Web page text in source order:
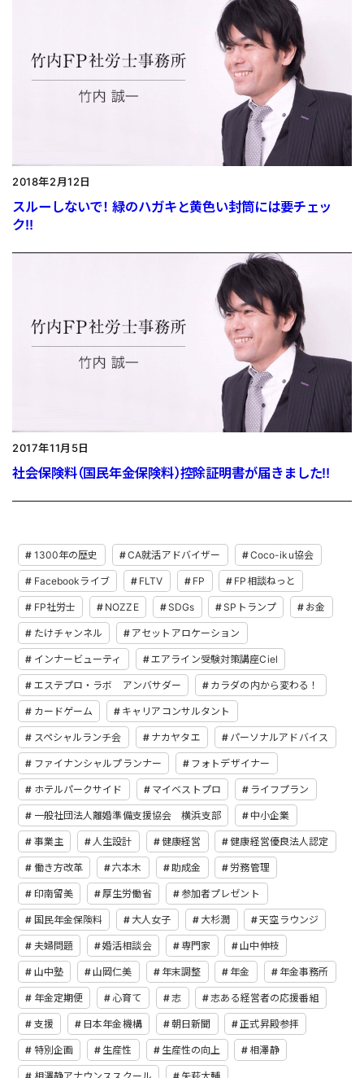
2018年2月12日
スルーしないで！ 緑のハガキと黄色い封筒には要チェッ
ク‼︎
2017年11月5日
社会保険料（国民年金保険料）控除証明書が届きました‼
1300年の歴史 CA就活アドバイザー Coco-iku協会
Facebookライブ FLTV FP FP相談ねっと
FP社労士 NOZZE SDGs SPトランプ お金
たけチャンネル アセットアロケーション
インナービューティ エアライン受験対策講座Ciel
エステプロ・ラボ アンバサダー カラダの内から変わる！
カードゲーム キャリアコンサルタント
スペシャルランチ会 ナカヤタエ パーソナルアドバイス
ファイナンシャルプランナー フォトデザイナー
ホテルパークサイド マイベストプロ ライフプラン
一般社団法人離婚準備支援協会 横浜支部 中小企業
事業主 人生設計 健康経営 健康経営優良法人認定
働き方改革 六本木 助成金 労務管理
印南留美 厚生労働省 参加者プレゼント
国民年金保険料 大人女子 大杉潤 天空ラウンジ
夫婦問題 婚活相談会 専門家 山中伸枝
山中塾 山岡仁美 年末調整 年金 年金事務所
年金定期便 心育て 志 志ある経営者の応援番組
支援 日本年金機構 朝日新聞 正式昇殿参拝
特別企画 生産性 生産性の向上 相澤静